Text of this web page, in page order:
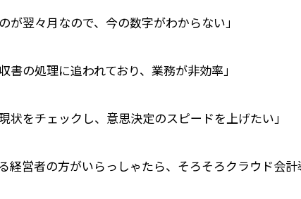
が翌々月なので、今の数字がわからない」
書の処理に追われており、業務が非効率」
状をチェックし、意思決定のスピードを上げたい」
経営者の方がいらっしゃたら、そろそろクラウド会